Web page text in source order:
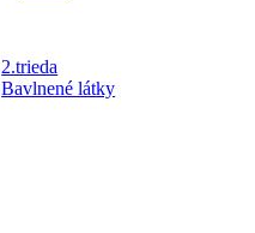
2.trieda
Bavlnené látky